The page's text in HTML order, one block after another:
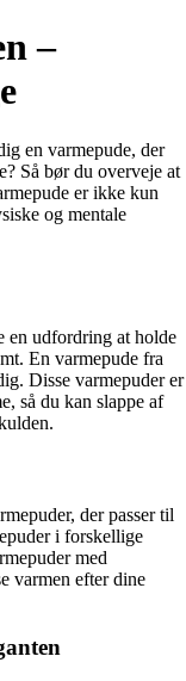
–
en varmepude, der
Så bør du overveje at
er ikke kun
og mentale
en udfordring at holde
En varmepude fra
Disse varmepuder er
så du kan slappe af
der passer til
i forskellige
med
varmen efter dine